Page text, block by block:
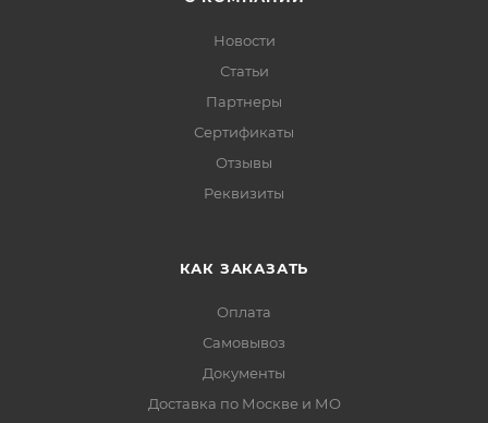
Новости
Статьи
Партнеры
Сертификаты
Отзывы
Реквизиты
КАК ЗАКАЗАТЬ
Оплата
Самовывоз
Документы
Доставка по Москве и МО